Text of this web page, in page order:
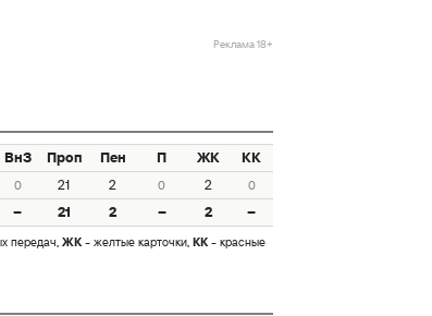
Реклама 18+
ВнЗ Проп Пен П ЖК
КК
0 21 2 0 2 0
– 21 2 – 2 –
передач, ЖК- желтые карточки, КК- красные